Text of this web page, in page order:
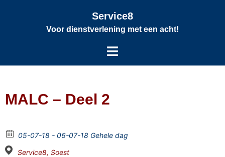
Service8
Voor dienstverlening met een acht!
MALC – Deel 2
05-07-18 - 06-07-18 Gehele dag
Service8, Soest